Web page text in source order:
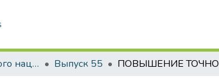
Вісник Харківського національного автомобільно-дорожнього університету / Вестник Харьковского национального автомобильно-дорожного университета Выпуск 55